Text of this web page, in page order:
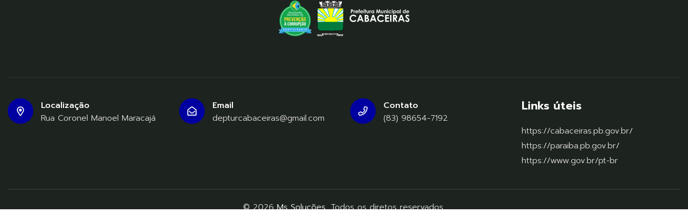
Localização
Rua Coronel Manoel Maracajá
Email
depturcabaceiras@gmail.com
Contato
(83) 98654-7192
Links úteis
https://cabaceiras.pb.gov.br/
https://paraiba.pb.gov.br/
https://www.gov.br/pt-br
© 2026Ms Soluções, Todos os diretos reservados.